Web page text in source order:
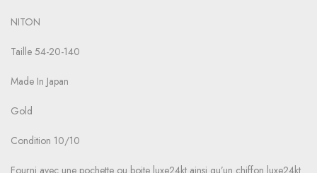
NITON
Taille 54-20-140
Made In Japan
Gold
Condition 10/10
Fourni avec une pochette ou boite luxe24kt ainsi qu’un chiffon luxe24kt